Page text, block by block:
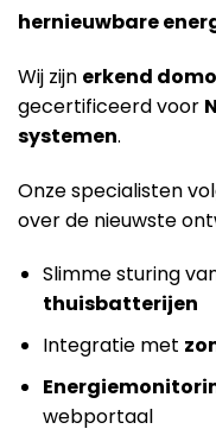
hernieuwbare
Wij zijn erkend
gecertificeerd voor
systemen.
Onze specialisten
over de nieuwste
Slimme sturing
thuisbatterijen
Integratie met
webportaal